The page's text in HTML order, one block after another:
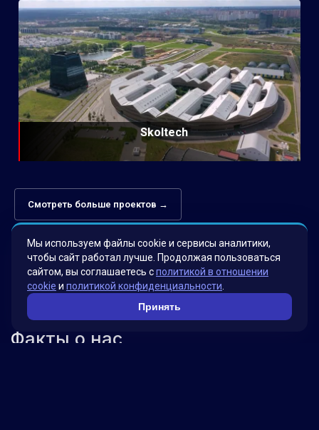
Skoltech
Смотреть больше проектов →
Факты о нас
Мы используем файлы cookie и сервисы аналитики,
чтобы сайт работал лучше. Продолжая пользоваться
сайтом, вы соглашаетесь сполитикой в отношении
cookie и политикой конфиденциальности
Принять